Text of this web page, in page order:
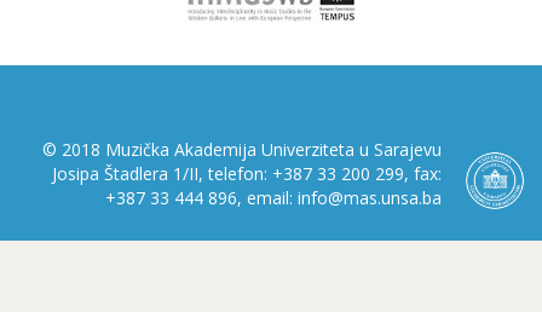
© 2018 Muzička Akademija Univerziteta u Sarajevu
Josipa Štadlera 1/II, telefon: +387 33 200 299, fax:
+387 33 444 896, email: info@mas.unsa.ba